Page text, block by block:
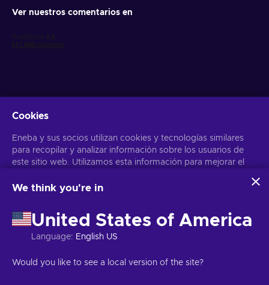
Ver nuestros comentarios en
Obtén ofertas personalizadas de videojuegos
Suscribirse
Puedes darte de baja en cualquier momento. Visita el apartadoAviso
Copyright © 2026 Eneba. Todos los derechos reservados.
Cookies
Eneba y sus socios utilizan cookies y tecnologías similares
para recopilar y analizar información sobre los usuarios de
este sitio web. Utilizamos esta información para mejorar el
personales también pueden emplearse para personalizar los
Al hacer clic en «Aceptar todo», das tu consentimiento para
que Eneba y sus socios utilicen estas tecnologías. Puedes
ajustar tu consentimiento haciendo clic en «Personalizar»
tus datos, consulta la Seguridad y Privacidad de Google
We think you're in
United States of America
Language: English US
Would you like to see a local version of the site?